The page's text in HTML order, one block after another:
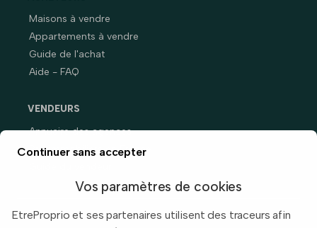
Maisons à vendre
Appartements à vendre
Guide de l'achat
Aide - FAQ
VENDEURS
Annuaire des agences
Prix immobiliers en France
Continuer sans accepter
Vos paramètres de cookies
EtreProprio et ses partenaires utilisent des traceurs afin